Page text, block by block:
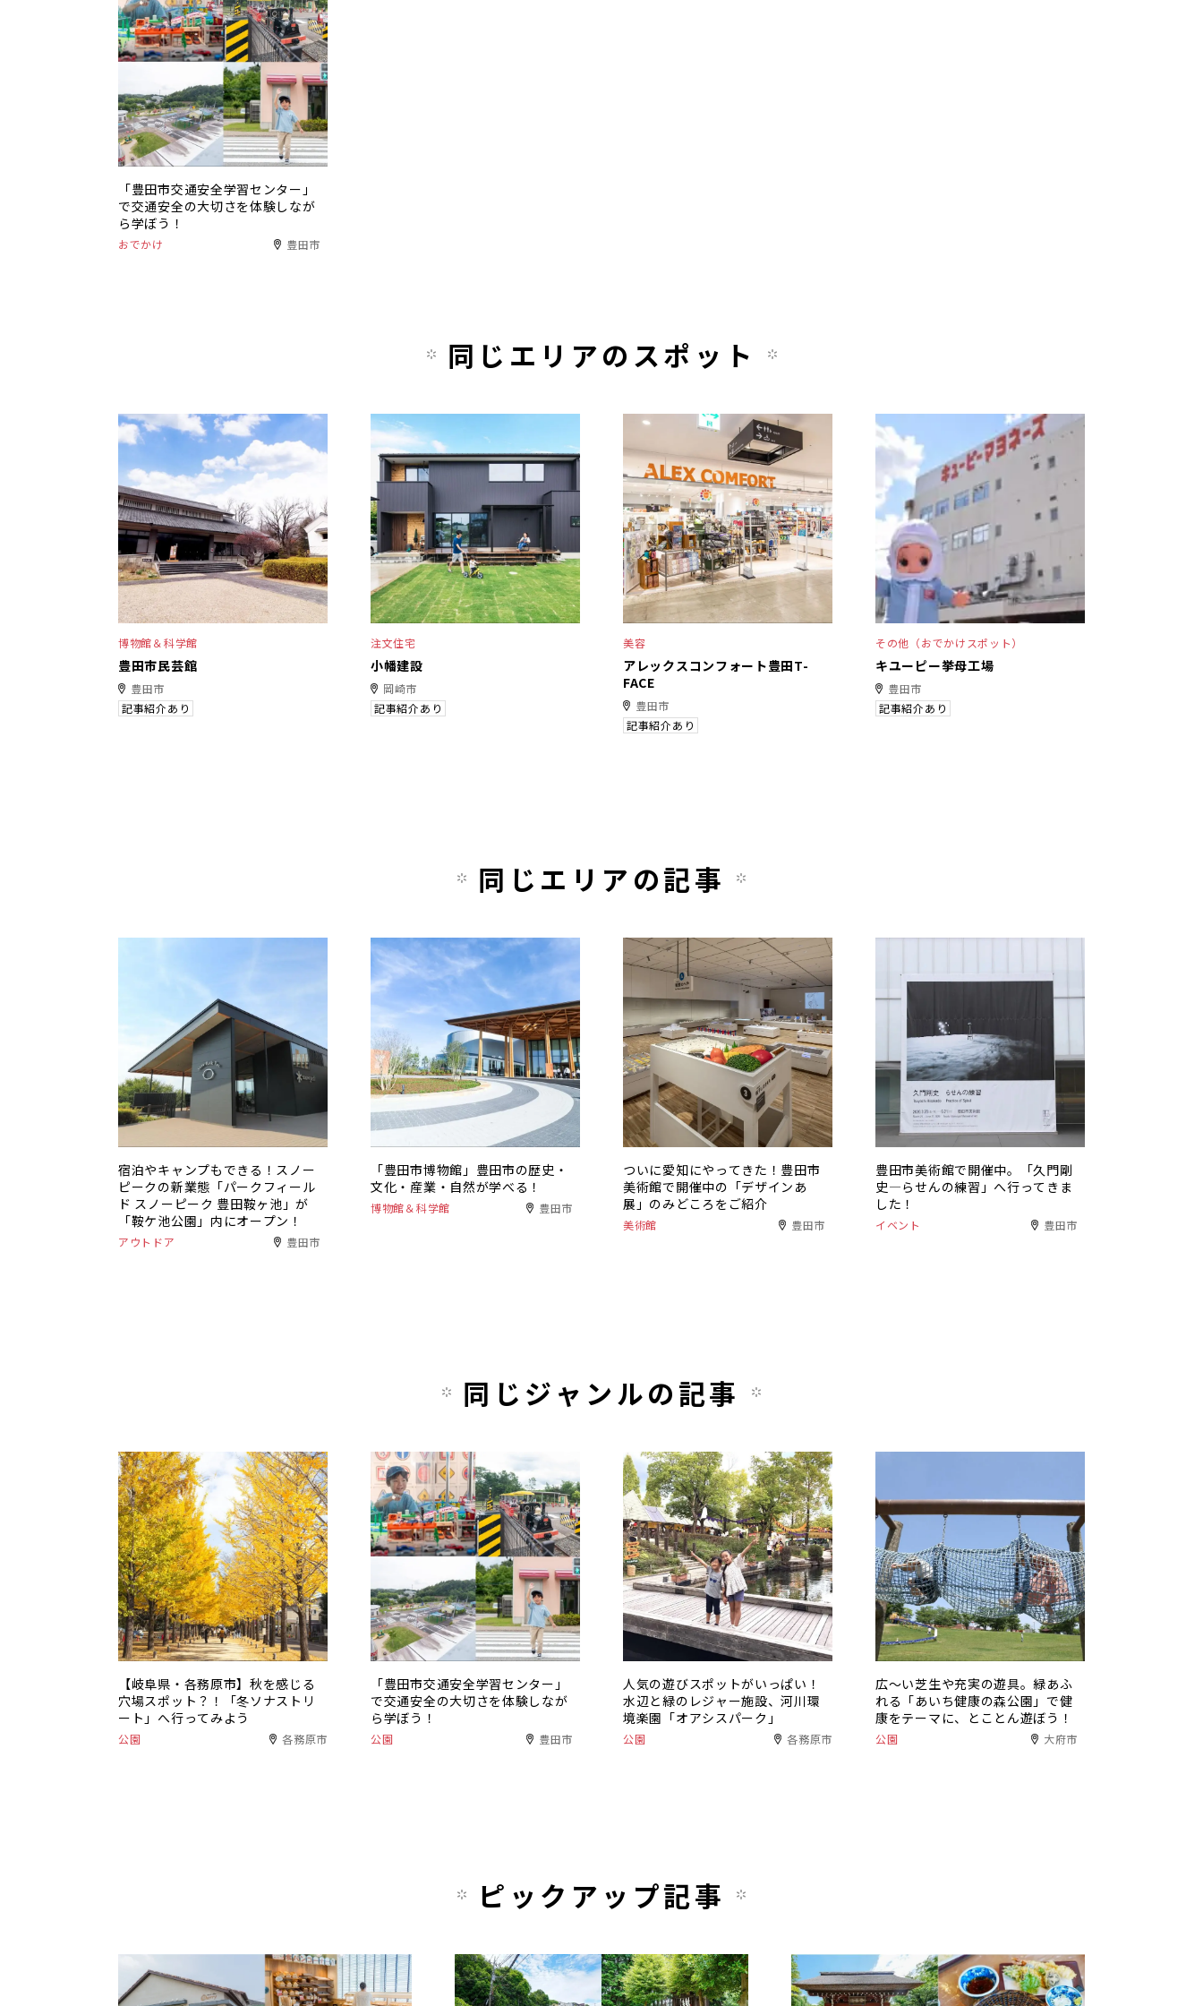
「豊田市交通安全学習センター」
で交通安全の大切さを体験しなが
ら学ぼう！
おでかけ 豊田市
同じエリアのスポット
博物館＆科学館
豊田市民芸館
豊田市
記事紹介あり
注文住宅
小幡建設
岡崎市
記事紹介あり
美容
アレックスコンフォート豊田T-
FACE
豊田市
記事紹介あり
その他（おでかけスポット）
キユーピー挙母工場
豊田市
記事紹介あり
同じエリアの記事
宿泊やキャンプもできる！スノー
ピークの新業態「パークフィール
ド スノーピーク 豊田鞍ヶ池」が
「鞍ケ池公園」内にオープン！
アウトドア 豊田市
「豊田市博物館」豊田市の歴史・
文化・産業・自然が学べる！
博物館＆科学館 豊田市
ついに愛知にやってきた！豊田市
美術館で開催中の「デザインあ
展」のみどころをご紹介
美術館 豊田市
豊田市美術館で開催中。「久門剛
史―らせんの練習」へ行ってきま
した！
イベント 豊田市
同じジャンルの記事
【岐阜県・各務原市】秋を感じる
穴場スポット？！「冬ソナストリ
ート」へ行ってみよう
公園 各務原市
「豊田市交通安全学習センター」
で交通安全の大切さを体験しなが
ら学ぼう！
公園 豊田市
人気の遊びスポットがいっぱい！
水辺と緑のレジャー施設、河川環
境楽園「オアシスパーク」
公園 各務原市
広〜い芝生や充実の遊具。緑あふ
れる「あいち健康の森公園」で健
康をテーマに、とことん遊ぼう！
公園 大府市
ピックアップ記事